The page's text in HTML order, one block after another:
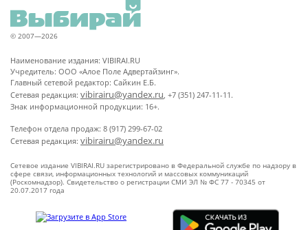
© 2007—2026
Наименование издания: VIBIRAI.RU
Учредитель: ООО «Алое Поле Адвертайзинг».
Главный сетевой редактор: Сайкин Е.Б.
Сетевая редакция: vibirairu@yandex.ru, +7 (351) 247-11-11.
Знак информационной продукции: 16+.
Телефон отдела продаж: 8 (917) 299-67-02
Сетевая редакция: vibirairu@yandex.ru
Сетевое издание VIBIRAI.RU зарегистрировано в Федеральной службе по надзору в
сфере связи, информационных технологий и массовых коммуникаций
(Роскомнадзор). Свидетельство о регистрации СМИ ЭЛ № ФС 77 - 70345 от
20.07.2017 года